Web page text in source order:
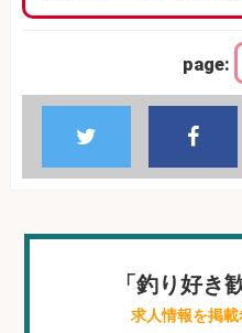
page:
「釣り好き
求人情報を掲